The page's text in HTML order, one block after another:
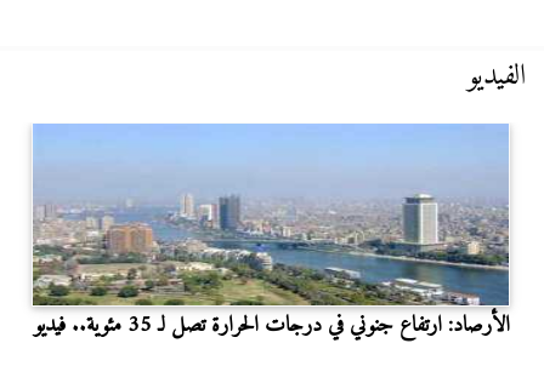
الفيديو
الأرصاد: ارتفاع جنوني في درجات الحرارة تصل لـ 35 مئوية.. فيديو